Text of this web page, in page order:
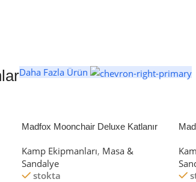
Daha Fazla Ürün
Madfox Moonchair Deluxe Katlanır
Kamp Ekipmanları, Masa &
Sandalye
stokta